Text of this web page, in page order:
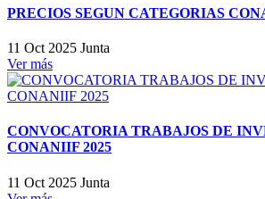
PRECIOS SEGUN CATEGORIAS
11 Oct 2025 Junta
Ver más
CONVOCATORIA TRABAJOS DE
CONANIIF 2025
11 Oct 2025 Junta